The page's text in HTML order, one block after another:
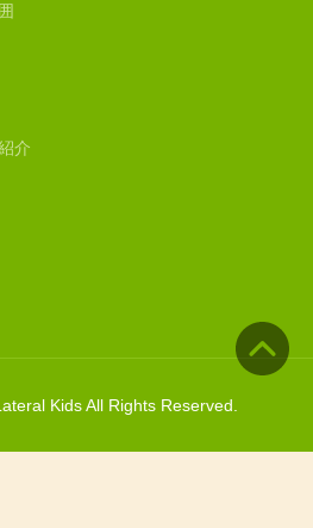
介
Kids All Rights Reserved.